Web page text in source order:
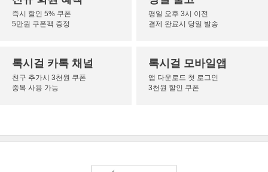
즉시 할인 5% 쿠폰
5만원 쿠폰팩 증정
평일 오후 3시 이전
결제 완료시 당일 발송
록시걸 카톡 채널
친구 추가시 3천원 쿠폰
중복 사용 가능
록시걸 모바일앱
앱 다운로드 첫 로그인
3천원 할인 쿠폰